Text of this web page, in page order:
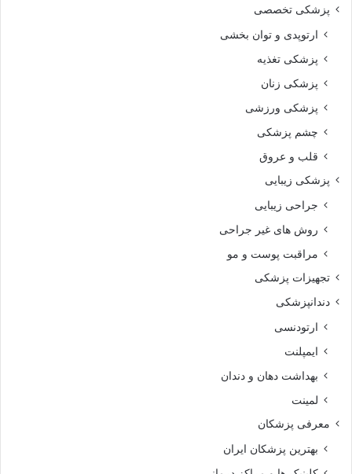
پزشکی تخصصی
ارتوپدی و توان بخشی
پزشکی تغذیه
پزشکی زنان
پزشکی ورزشی
چشم پزشکی
قلب و عروق
پزشکی زیبایی
جراحی زیبایی
روش های غیر جراحی
مراقبت پوست و مو
تجهیزات پزشکی
دندانپزشکی
ارتودنسی
ایمپلنت
بهداشت دهان و دندان
لمینت
معرفی پزشکان
بهترین پزشکان ایران